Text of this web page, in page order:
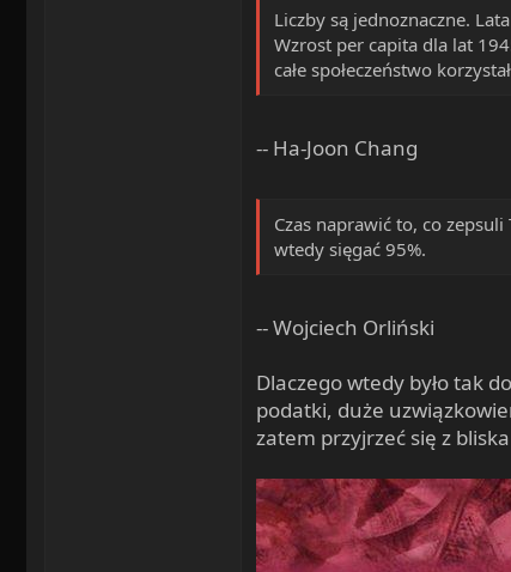
Liczby są jednoznaczne.
Wzrost per capita dla lat
całe społeczeństwo
-- Ha-Joon Chang
Czas naprawić to, co
wtedy sięgać 95%.
-- Wojciech Orliński
Dlaczego wtedy było tak
podatki, duże
zatem przyjrzeć się z